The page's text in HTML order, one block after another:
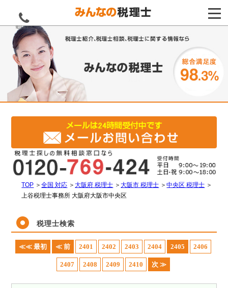
電話をする
TOP ＞全国 対応 ＞大阪府 税理士 ＞大阪市 税理士 ＞中央区 税理士 ＞
上谷税理士事務所 大阪府大阪市中央区
税理士検索
≪≪ 最初 ≪ 前 2401 2402 2403 2404 2405 2406
2407 2408 2409 2410 次 ≫